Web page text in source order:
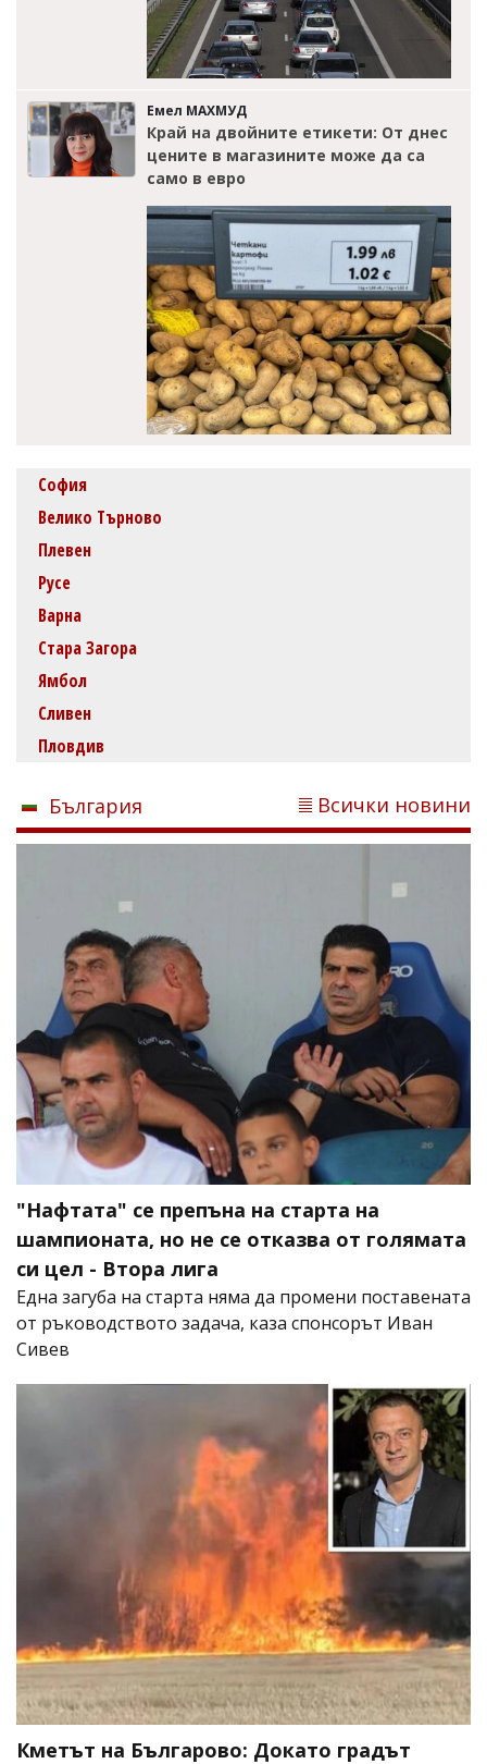
Емел МАХМУД
Край на двойните етикети: От днес
цените в магазините може да са
само в евро
София
Велико Търново
Плевен
Русе
Варна
Стара Загора
Ямбол
Сливен
Пловдив
България Всички новини
"Нафтата" се препъна на старта на
шампионата, но не се отказва от голямата
си цел - Втора лига
Една загуба на старта няма да промени поставената
от ръководството задача, каза спонсорът Иван
Сивев
Кметът на Българово: Докато градът